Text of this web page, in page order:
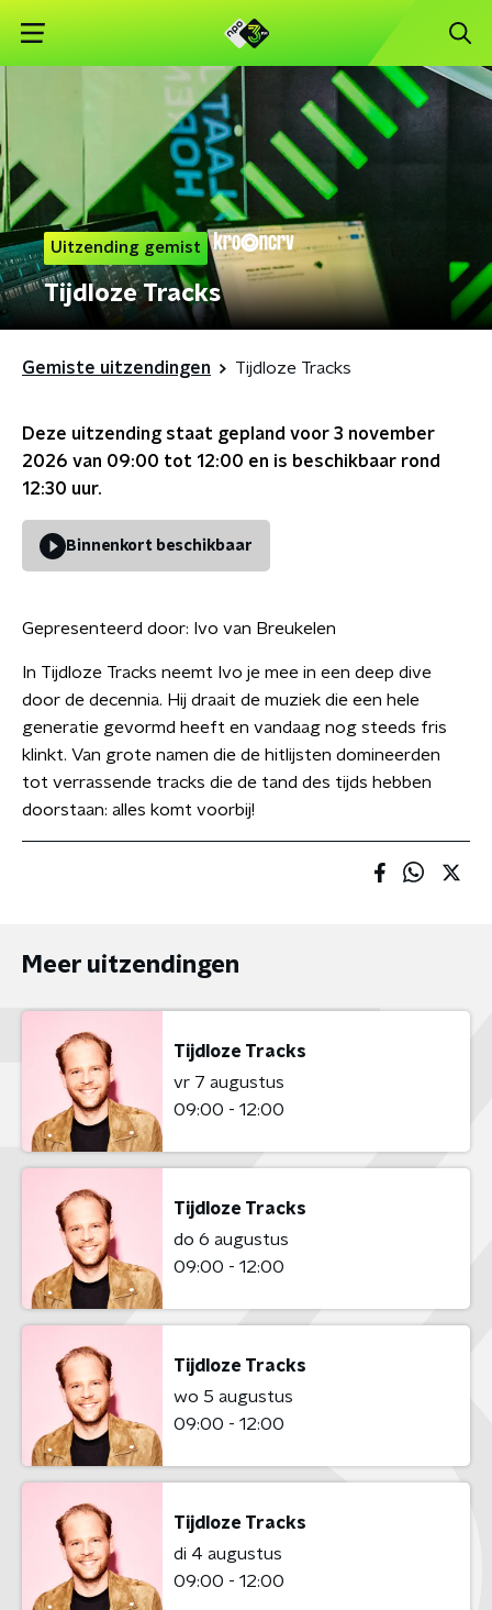
Uitzending gemist
Tijdloze Tracks
Gemiste uitzendingen Tijdloze Tracks
Deze uitzending staat gepland voor 3 november
2026 van 09:00 tot 12:00 en is beschikbaar rond
12:30 uur.
Binnenkort beschikbaar
Gepresenteerd door: Ivo van Breukelen
In Tijdloze Tracks neemt Ivo je mee in een deep dive
door de decennia. Hij draait de muziek die een hele
generatie gevormd heeft en vandaag nog steeds fris
klinkt. Van grote namen die de hitlijsten domineerden
tot verrassende tracks die de tand des tijds hebben
doorstaan: alles komt voorbij!
Meer uitzendingen
Tijdloze Tracks
vr 7 augustus
09:00 - 12:00
Tijdloze Tracks
do 6 augustus
09:00 - 12:00
Tijdloze Tracks
wo 5 augustus
09:00 - 12:00
Tijdloze Tracks
di 4 augustus
09:00 - 12:00